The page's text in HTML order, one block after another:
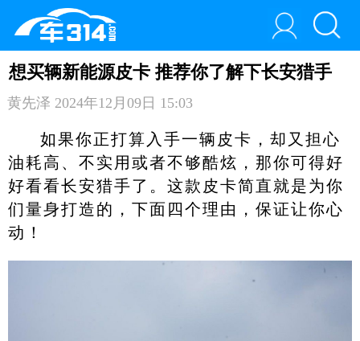
想买辆新能源皮卡 推荐你了解下长安猎手
黄先泽 2024年12月09日 15:03
如果你正打算入手一辆皮卡，却又担心
油耗高、不实用或者不够酷炫，那你可得好
好看看长安猎手了。这款皮卡简直就是为你
们量身打造的，下面四个理由，保证让你心
动！